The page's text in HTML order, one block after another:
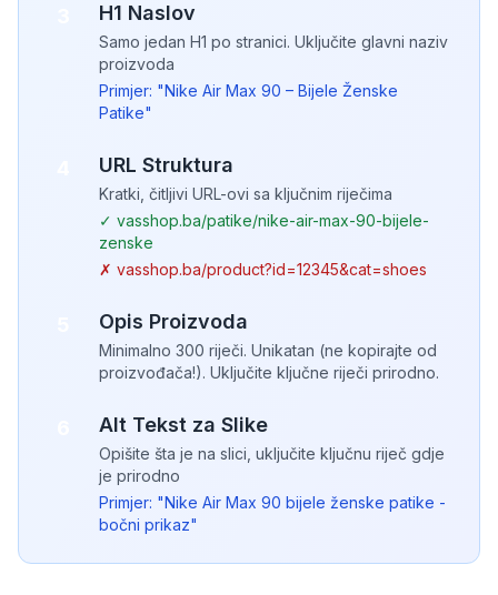
H1 Naslov
Samo jedan H1 po stranici. Uključite glavni naziv
proizvoda
Primjer: "Nike Air Max 90 – Bijele Ženske
Patike"
URL Struktura
Kratki, čitljivi URL-ovi sa ključnim riječima
✓ vasshop.ba/patike/nike-air-max-90-bijele-
zenske
✗ vasshop.ba/product?id=12345&cat=shoes
Opis Proizvoda
Minimalno 300 riječi. Unikatan (ne kopirajte od
proizvođača!). Uključite ključne riječi prirodno.
Alt Tekst za Slike
Opišite šta je na slici, uključite ključnu riječ gdje
je prirodno
Primjer: "Nike Air Max 90 bijele ženske patike -
bočni prikaz"